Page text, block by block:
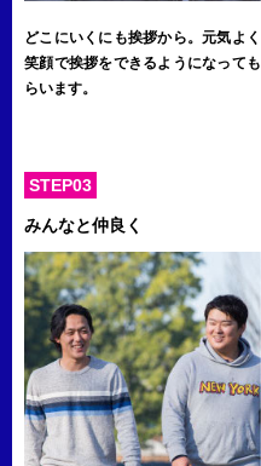
どこにいくにも挨拶から。元気よく
笑顔で挨拶をできるようになっても
らいます。
STEP03
みんなと仲良く